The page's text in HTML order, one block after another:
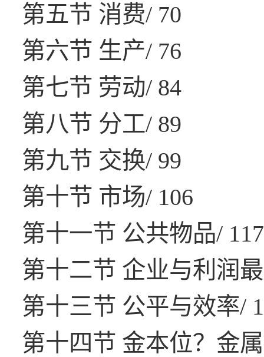
第五节 消费/ 70
第六节 生产/ 76
第七节 劳动/ 84
第八节 分工/ 89
第九节 交换/ 99
第十节 市场/ 106
第十一节 公共物品/ 117
第十二节 企业与利润
第十三节 公平与效率/
第十四节 金本位？金